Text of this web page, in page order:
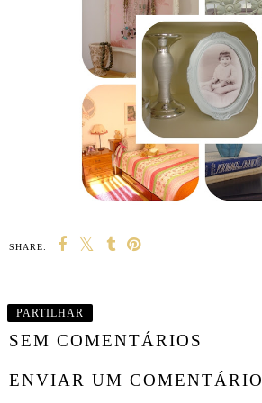
SHARE:
PARTILHAR
SEM COMENTÁRIOS
ENVIAR UM COMENTÁRIO